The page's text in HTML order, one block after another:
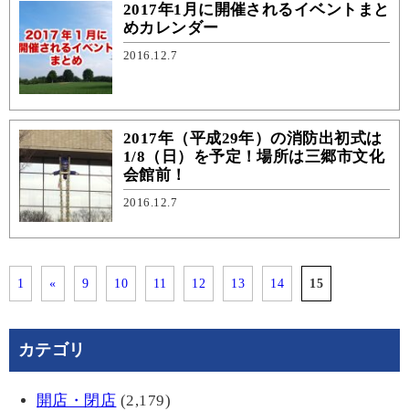
2017年1月に開催されるイベントまと
めカレンダー
2016.12.7
2017年（平成29年）の消防出初式は
1/8（日）を予定！場所は三郷市文化
会館前！
2016.12.7
1 « 9 10 11 12 13 14 15
カテゴリ
開店・閉店 (2,179)